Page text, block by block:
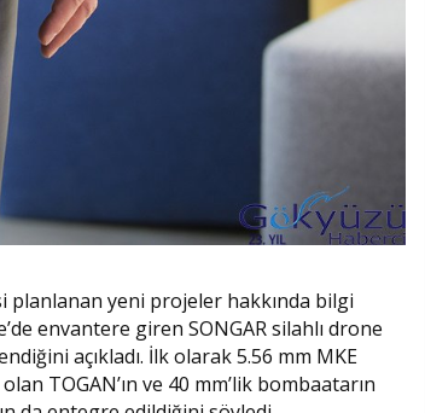
planlanan yeni projeler hakkında bilgi
envantere giren SONGAR silahlı drone
açıkladı. İlk olarak 5.56 mm MKE
TOGAN’ın ve 40 mm’lik bombaatarın